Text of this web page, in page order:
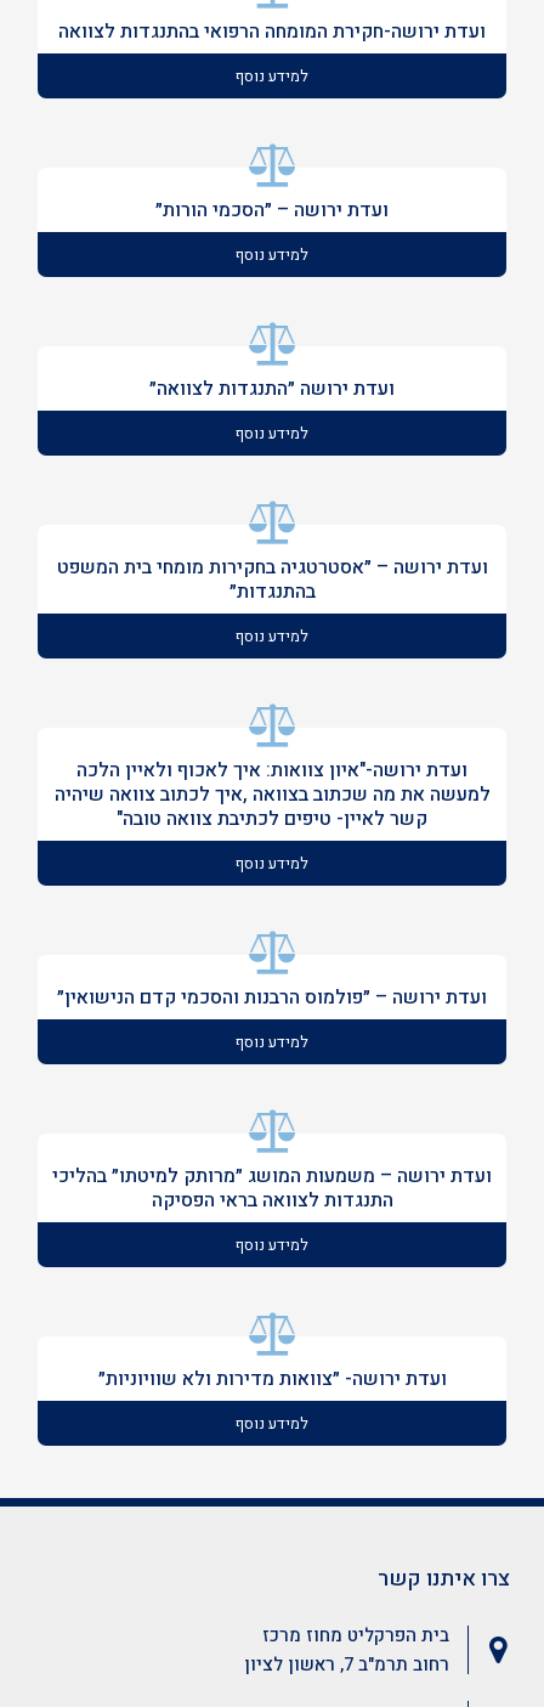
ועדת ירושה-חקירת המומחה הרפואי בהתנגדות לצוואה
למידע נוסף
ועדת ירושה – ״הסכמי הורות״
למידע נוסף
ועדת ירושה ״התנגדות לצוואה״
למידע נוסף
ועדת ירושה – ״אסטרטגיה בחקירות מומחי בית המשפט
בהתנגדות״
למידע נוסף
ועדת ירושה-"איון צוואות: איך לאכוף ולאיין הלכה
למעשה את מה שכתוב בצוואה ,איך לכתוב צוואה שיהיה
קשר לאיין- טיפים לכתיבת צוואה טובה"
למידע נוסף
ועדת ירושה – ״פולמוס הרבנות והסכמי קדם הנישואין״
למידע נוסף
ועדת ירושה – משמעות המושג ״מרותק למיטתו״ בהליכי
התנגדות לצוואה בראי הפסיקה
למידע נוסף
ועדת ירושה- ״צוואות מדירות ולא שוויוניות״
למידע נוסף
צרו איתנו קשר
בית הפרקליט מחוז מרכז
רחוב תרמ"ב 7, ראשון לציון